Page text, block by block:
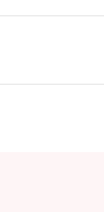
亚市集的热闹